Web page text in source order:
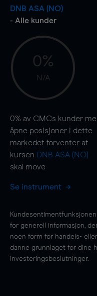
DNB ASA (NO)
- Alle kunder
0%
N/A
0% av CMCs kunder
åpne posisjoner i dette
markedet forventer at
kursen DNB ASA (NO)
skal move
Se instrument
for generell informasjon,
noen form for handels-
danne grunnlaget for dine
investeringsbeslutninger.